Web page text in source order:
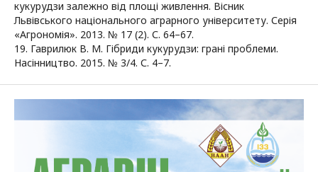
кукурудзи залежно від площі живлення. Вісник
Львівського національного аграрного університету. Серія
«Агрономія». 2013. № 17 (2). С. 64–67.
19. Гаврилюк В. М. Гібриди кукурудзи: грані проблеми.
Насінництво. 2015. № 3/4. С. 4–7.